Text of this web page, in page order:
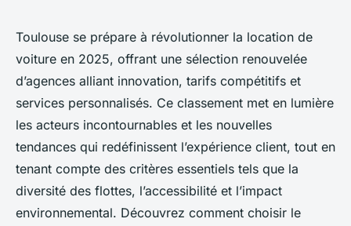
Toulouse : les meilleurs
services de location de voiture
en 2025
Naïm•18 septembre 2025•8 min de lecture
Toulouse se prépare à révolutionner la location de
voiture en 2025, offrant une sélection renouvelée
d’agences alliant innovation, tarifs compétitifs et
services personnalisés. Ce classement met en lumière
les acteurs incontournables et les nouvelles
tendances qui redéfinissent l’expérience client, tout en
tenant compte des critères essentiels tels que la
diversité des flottes, l’accessibilité et l’impact
environnemental. Découvrez comment choisir le